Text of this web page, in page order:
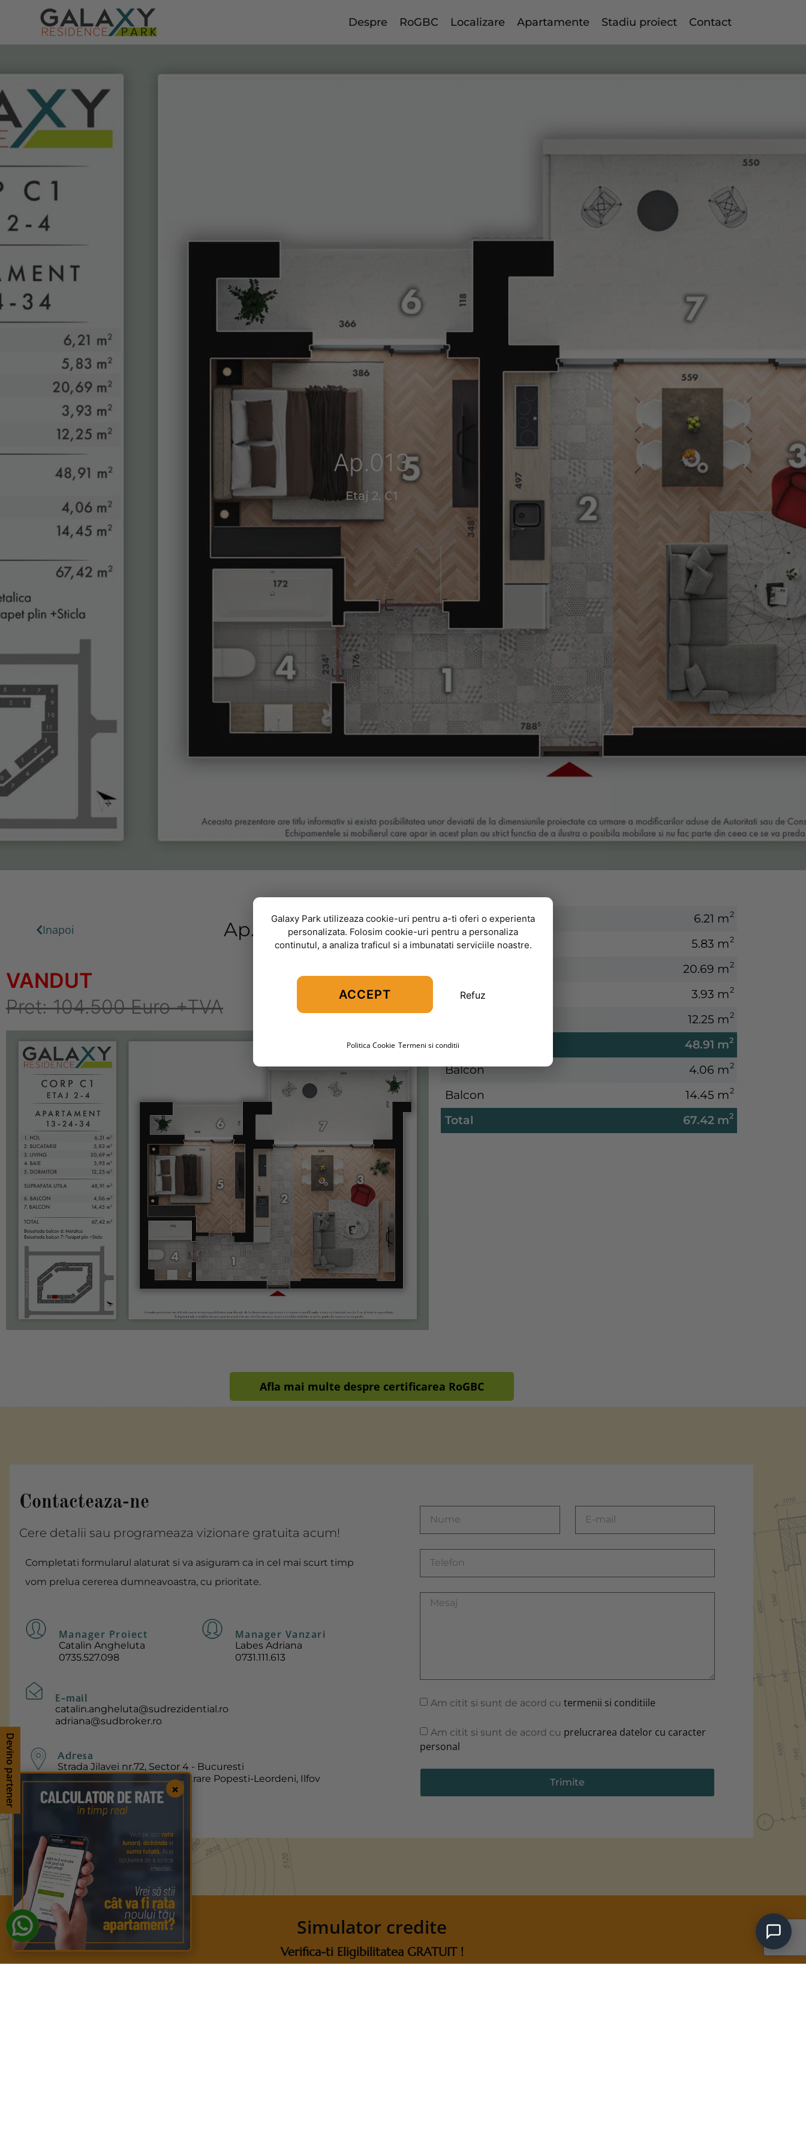
Despre RoGBC Localizare Apartamente Stadiu proiect Contact
Ap.013
Etaj 2, C1
Inapoi Ap.013 Etaj 2 , C1
VANDUT
Pret: 104.500 Euro +TVA
Hol 6.21 m2
Bucatarie 5.83 m2
20.69 m2
Baie 3.93 m2
12.25 m2
Suprafata Utila 48.91 m2
Balcon 4.06 m2
Balcon 14.45 m2
Total 67.42 m2
Afla mai multe despre certificarea RoGBC
Contacteaza-ne
Cere detalii sau programeaza vizionare gratuita acum!
Completati formularul alaturat si va asiguram ca in cel mai scurt timp
vom prelua cererea dumneavoastra, cu prioritate.
Manager Proiect
Catalin Angheluta
0735.527.098
Manager Vanzari
Labes Adriana
0731.111.613
E-mail
catalin.angheluta@sudrezidential.ro
adriana@sudbroker.ro
Adresa
Strada Jilavei nr.72, Sector 4 - Bucuresti
Soseaua Oltenitei 15-15 A, intrare Popesti-Leordeni, Ilfov
Am citit si sunt de acord cu termenii si conditiile
Am citit si sunt de acord cu prelucrarea datelor cu caracter
personal
Trimite
Simulator credite
Verifica-ti Eligibilitatea GRATUIT !
Galaxy Park utilizeaza cookie-uri pentru a-ti oferi o experienta
personalizata. Folosim cookie-uri pentru a personaliza
continutul, a analiza traficul si a imbunatati serviciile noastre.
ACCEPT Refuz
Politica Cookie Termeni si conditii
Devino partener ×
1
Amalia